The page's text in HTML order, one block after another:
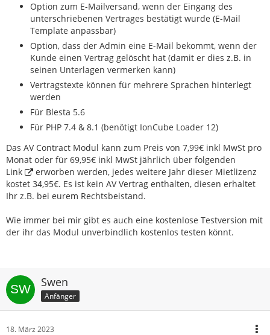
Option zum E-Mailversand, wenn der Eingang des
unterschriebenen Vertrages bestätigt wurde (E-Mail
Template anpassbar)
Option, dass der Admin eine E-Mail bekommt, wenn der
Kunde einen Vertrag gelöscht hat (damit er dies z.B. in
seinen Unterlagen vermerken kann)
Vertragstexte können für mehrere Sprachen hinterlegt
werden
Für Blesta 5.6
Für PHP 7.4 & 8.1 (benötigt IonCube Loader 12)
Das AV Contract Modul kann zum Preis von 7,99€ inkl MwSt pro
Monat oder für 69,95€ inkl MwSt jährlich über folgenden
Link
erworben werden, jedes weitere Jahr dieser Mietlizenz
kostet 34,95€. Es ist kein AV Vertrag enthalten, diesen erhaltet
Ihr z.B. bei eurem Rechtsbeistand.
Wie immer bei mir gibt es auch eine kostenlose Testversion mit
der ihr das Modul unverbindlich kostenlos testen könnt.
Swen
Anfänger
18. März 2023